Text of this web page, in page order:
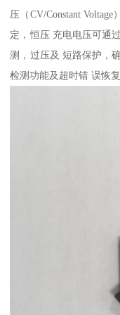
压（CV/Constant
定，恒压 充电电压可通
测，过压及 短路保护，
检测功能及超时错 误恢